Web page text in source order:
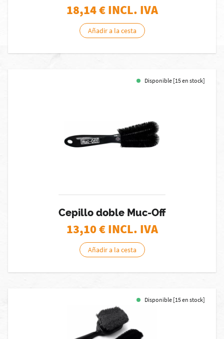
18,14€ INCL. IVA
Añadir a la cesta
Disponible [15 en stock]
Cepillo doble Muc-Off
13,10€ INCL. IVA
Añadir a la cesta
Disponible [15 en stock]